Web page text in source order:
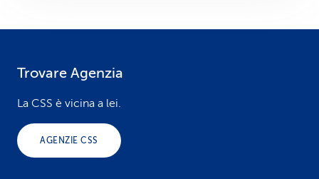
Trovare Agenzia
La CSS è vicina a lei.
AGENZIE CSS